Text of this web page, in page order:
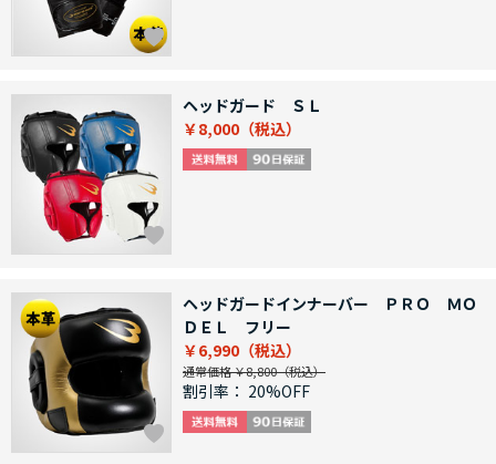
ヘッドガード ＳＬ
￥8,000
ヘッドガードインナーバー ＰＲＯ ＭＯ
ＤＥＬ フリー
￥6,990
通常価格 ￥8,800
割引率： 20%OFF